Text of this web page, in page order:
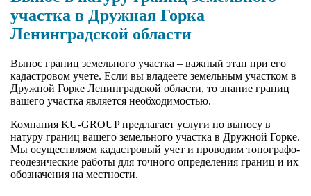
участка в Дружная Горка
Ленинградской области
Вынос границ земельного участка – важный этап при его
кадастровом учете. Если вы владеете земельным участком в
Дружной Горке Ленинградской области, то знание границ
вашего участка является необходимостью.
Компания KU-GROUP предлагает услуги по выносу в
натуру границ вашего земельного участка в Дружной Горке.
Мы осуществляем кадастровый учет и проводим топографо-
геодезические работы для точного определения границ и их
обозначения на местности.